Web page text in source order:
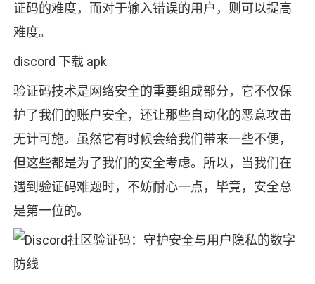
证码的难度，而对于输入错误的用户，则可以提高
难度。
discord 下载 apk
验证码技术是网络安全的重要组成部分，它不仅保
护了我们的账户安全，还让那些自动化的恶意攻击
无计可施。虽然它有时候会给我们带来一些不便，
但这些都是为了我们的安全考虑。所以，当我们在
遇到验证码难题时，不妨耐心一点，毕竟，安全总
是第一位的。